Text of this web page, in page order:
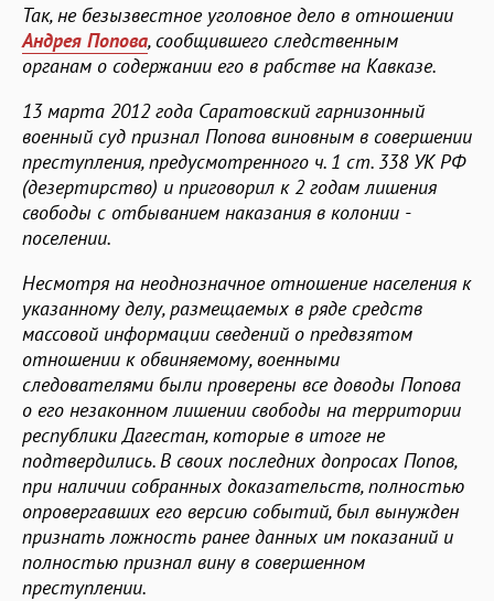
Так, не безызвестное уголовное дело в отношении
Андрея Попова, сообщившего следственным
органам о содержании его в рабстве на Кавказе.
13 марта 2012 года Саратовский гарнизонный
военный суд признал Попова виновным в совершении
преступления, предусмотренного ч. 1 ст. 338 УК РФ
(дезертирство) и приговорил к 2 годам лишения
свободы с отбыванием наказания в колонии -
поселении.
Несмотря на неоднозначное отношение населения к
указанному делу, размещаемых в ряде средств
массовой информации сведений о предвзятом
отношении к обвиняемому, военными
следователями были проверены все доводы Попова
о его незаконном лишении свободы на территории
республики Дагестан, которые в итоге не
подтвердились. В своих последних допросах Попов,
при наличии собранных доказательств, полностью
опровергавших его версию событий, был вынужден
признать ложность ранее данных им показаний и
полностью признал вину в совершенном
преступлении.